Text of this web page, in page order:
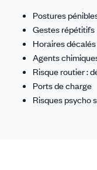
Postures
Gestes répétitifs
Horaires décalés
Agents
Risque routier :
Ports de charge
Risques psycho